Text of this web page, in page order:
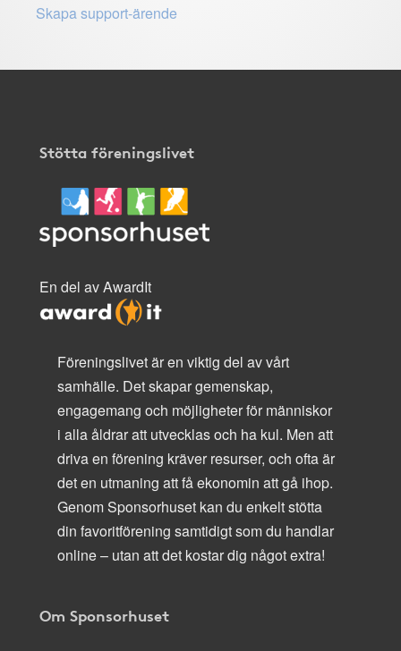
Skapa support-ärende
Stötta föreningslivet
En del av AwardIt
Föreningslivet är en viktig del av vårt
samhälle. Det skapar gemenskap,
engagemang och möjligheter för människor
i alla åldrar att utvecklas och ha kul. Men att
driva en förening kräver resurser, och ofta är
det en utmaning att få ekonomin att gå ihop.
Genom Sponsorhuset kan du enkelt stötta
din favoritförening samtidigt som du handlar
online – utan att det kostar dig något extra!
Om Sponsorhuset